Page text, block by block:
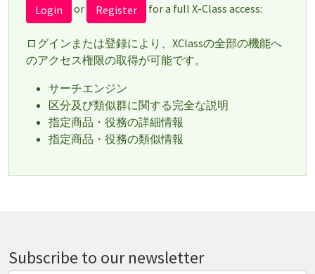
Login or Register for a full X-Class access:
ログインまたは登録により、XClassの全部の機能へ
のアクセス権限の取得が可能です。
サーチエンジン
区分及び類似群に関する完全な説明
指定商品・役務の詳細情報
指定商品・役務の類似情報
Subscribe to our newsletter